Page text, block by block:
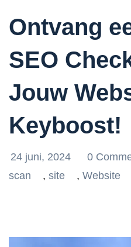
Ontvang
SEO
Jouw
Keyboost!
24 juni, 2024 0
scan
, site , Website